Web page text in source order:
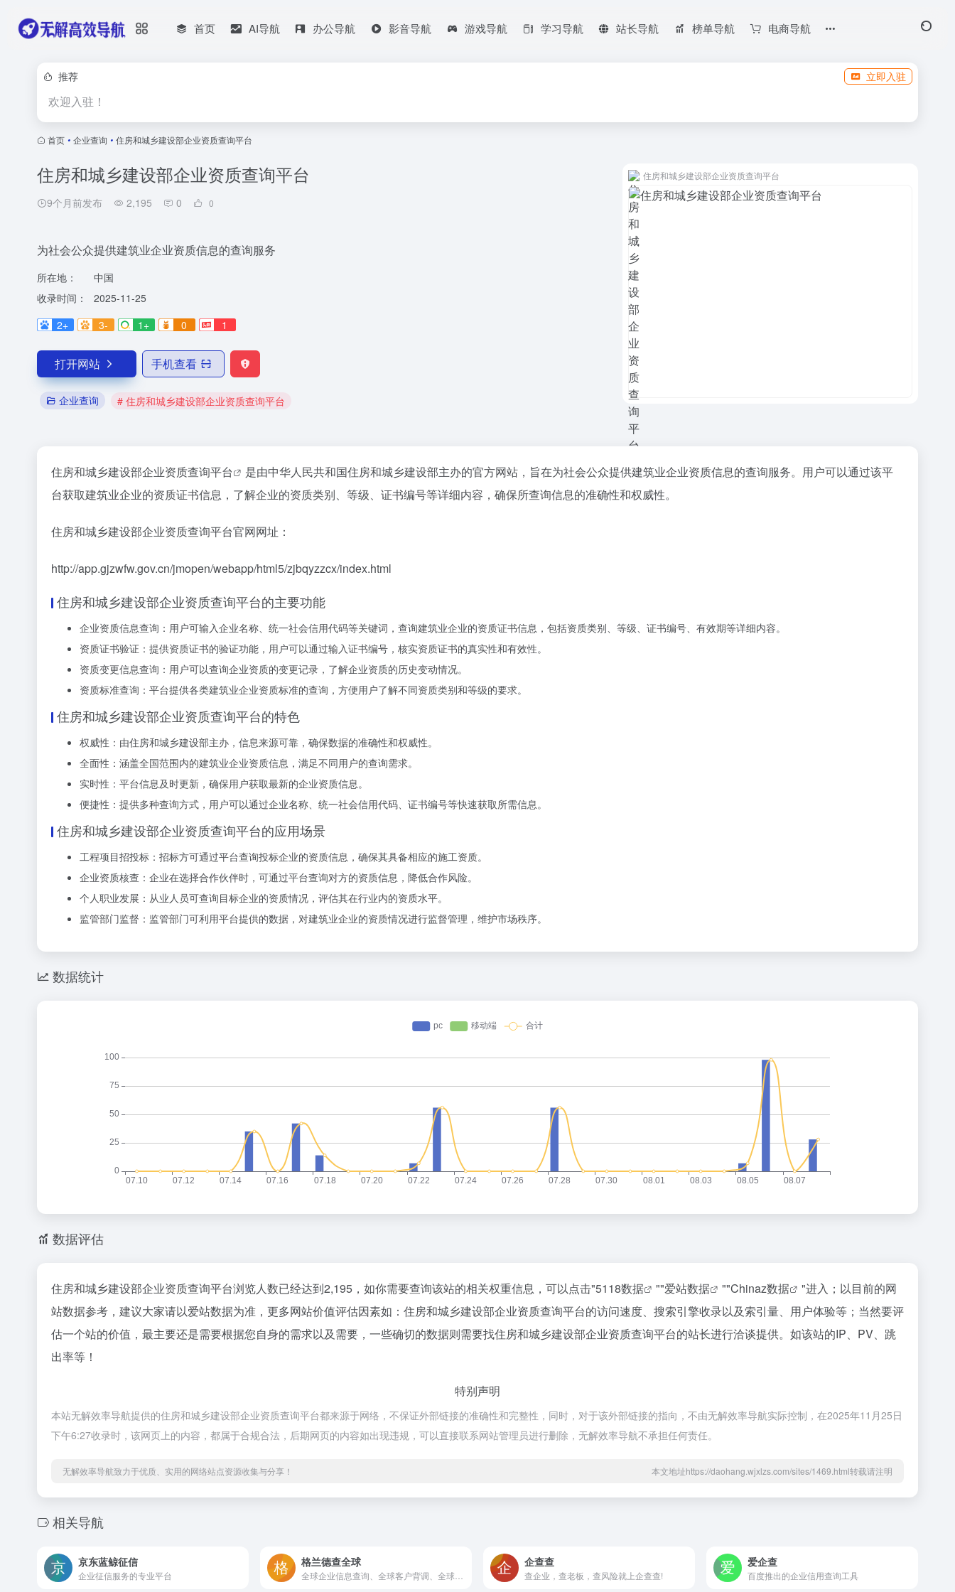
首页 AI导航 办公导航 影音导航 游戏导航 学习导航 站长导航 榜单导航 电商导航
推荐 立即入驻
欢迎入驻！
首页 • 企业查询 • 住房和城乡建设部企业资质查询平台
住房和城乡建设部企业资质查询平台
9个月前发布 2,195 0 0
为社会公众提供建筑业企业资质信息的查询服务
所在地：
中国
收录时间：
2025-11-25
2+
3- 1+ 0 1
打开网站 手机查看
企业查询 # 住房和城乡建设部企业资质查询平台
住房和城乡建设部企业资质查询平台
住房和城乡建设部企业资质查询平台
是由中华人民共和国住房和城乡建设部主办的官方网站，旨在为社会公众提供建筑业企业资质信息的查询服务。用户可以通过该平
台获取建筑业企业的资质证书信息，了解企业的资质类别、等级、证书编号等详细内容，确保所查询信息的准确性和权威性。
住房和城乡建设部企业资质查询平台官网网址：
http://app.gjzwfw.gov.cn/jmopen/webapp/html5/zjbqyzzcx/index.html
住房和城乡建设部企业资质查询平台的主要功能
企业资质信息查询：用户可输入企业名称、统一社会信用代码等关键词，查询建筑业企业的资质证书信息，包括资质类别、等级、证书编号、有效期等详细内容。
资质证书验证：提供资质证书的验证功能，用户可以通过输入证书编号，核实资质证书的真实性和有效性。
资质变更信息查询：用户可以查询企业资质的变更记录，了解企业资质的历史变动情况。
资质标准查询：平台提供各类建筑业企业资质标准的查询，方便用户了解不同资质类别和等级的要求。
住房和城乡建设部企业资质查询平台的特色
权威性：由住房和城乡建设部主办，信息来源可靠，确保数据的准确性和权威性。
全面性：涵盖全国范围内的建筑业企业资质信息，满足不同用户的查询需求。
实时性：平台信息及时更新，确保用户获取最新的企业资质信息。
便捷性：提供多种查询方式，用户可以通过企业名称、统一社会信用代码、证书编号等快速获取所需信息。
住房和城乡建设部企业资质查询平台的应用场景
工程项目招投标：招标方可通过平台查询投标企业的资质信息，确保其具备相应的施工资质。
企业资质核查：企业在选择合作伙伴时，可通过平台查询对方的资质信息，降低合作风险。
个人职业发展：从业人员可查询目标企业的资质情况，评估其在行业内的资质水平。
监管部门监督：监管部门可利用平台提供的数据，对建筑业企业的资质情况进行监督管理，维护市场秩序。
数据统计
数据评估
住房和城乡建设部企业资质查询平台浏览人数已经达到2,195，如你需要查询该站的相关权重信息，可以点击"5118数据 ""爱站数据 ""Chinaz数据
"进入；以目前的网
站数据参考，建议大家请以爱站数据为准，更多网站价值评估因素如：住房和城乡建设部企业资质查询平台的访问速度、搜索引擎收录以及索引量、用户体验等；当然要评
估一个站的价值，最主要还是需要根据您自身的需求以及需要，一些确切的数据则需要找住房和城乡建设部企业资质查询平台的站长进行洽谈提供。如该站的IP、PV、跳
出率等！
特别声明
本站无解效率导航提供的住房和城乡建设部企业资质查询平台都来源于网络，不保证外部链接的准确性和完整性，同时，对于该外部链接的指向，不由无解效率导航实际控制，在2025年11月25日
下午6:27收录时，该网页上的内容，都属于合规合法，后期网页的内容如出现违规，可以直接联系网站管理员进行删除，无解效率导航不承担任何责任。
无解效率导航致力于优质、实用的网络站点资源收集与分享！ 本文地址https://daohang.wjxlzs.com/sites/1469.html转载请注明
相关导航
京东蓝鲸征信
企业征信服务的专业平台
格兰德查全球 企查查
查企业，查老板，查风险就上企查查!
爱企查
百度推出的企业信用查询工具